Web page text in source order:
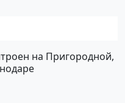
на Пригородной,